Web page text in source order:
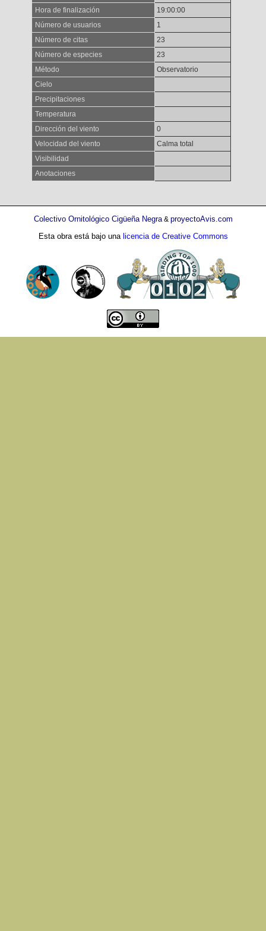
Hora de finalización
19:00:00
Número de usuarios
1
Número de citas
23
Número de especies
23
Método
Observatorio
Cielo
Precipitaciones
Temperatura
Dirección del viento
0
Velocidad del viento
Calma total
Visibilidad
Anotaciones
Colectivo Ornitológico Cigüeña Negra& proyectoAvis.com
Esta obra está bajo una licencia de Creative Commons